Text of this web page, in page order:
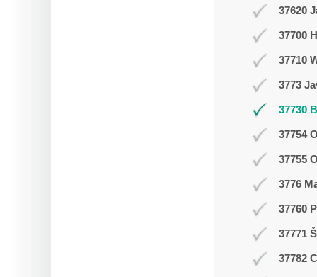
37620
37700
37710
3773
37730
37754
37755
3776
37760
37771
37782